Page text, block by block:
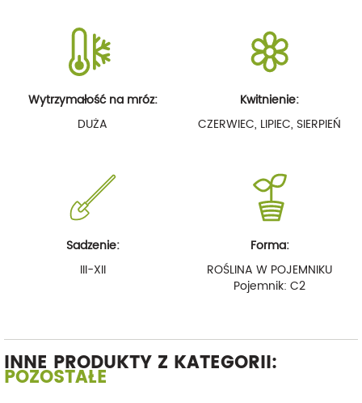
Wytrzymałość na mróz:
DUŻA
Kwitnienie:
CZERWIEC, LIPIEC, SIERPIEŃ
Sadzenie:
III-XII
Forma:
ROŚLINA W POJEMNIKU
Pojemnik: C2
INNE PRODUKTY Z KATEGORII:
POZOSTAŁE